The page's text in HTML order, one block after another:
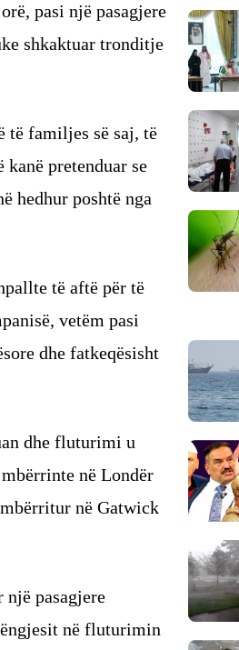
pasi një pasagjere
shkaktuar tronditje
të familjes së saj, të
pretenduar se
hedhur poshtë nga
të aftë për të
vetëm pasi
dhe fatkeqësisht
dhe fluturimi u
në Londër
në Gatwick
pasagjere
në fluturimin